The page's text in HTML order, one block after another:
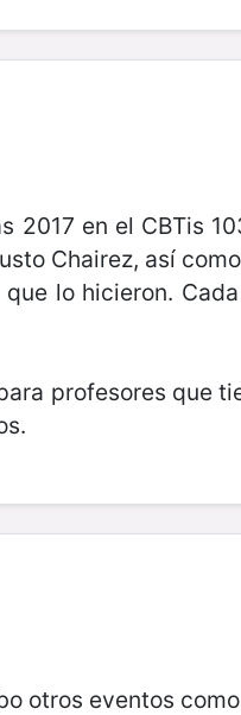
2017 en el CBTis
Chairez, así
lo hicieron.
profesores que
otros eventos